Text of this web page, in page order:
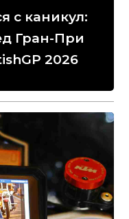
с каникул:
Гран-При
2026